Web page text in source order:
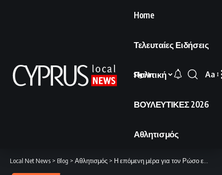
Home
Τελευταίες Ειδήσεις
Πολιτική
ΒΟΥΛΕΥΤΙΚΕΣ 2026
Αθλητισμός
Sign In
Font
Aa
Local Net News > Blog > Αθλητισμός > Η επόμενη μέρα για τον Ρώσο επενδυτή